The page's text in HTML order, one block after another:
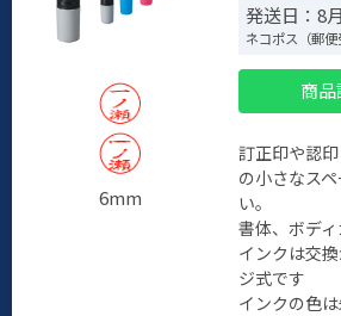
6mm
発送日：8
ネコポス（郵便
商
訂正印や認
の小さなス
い。
書体、ボディ
インクは交
ジ式です
インクの色は